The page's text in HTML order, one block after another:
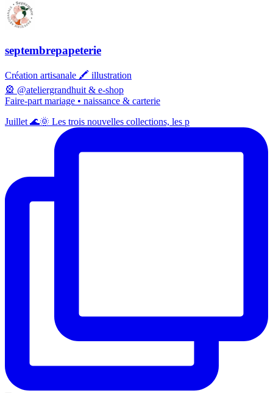
septembrepapeterie
Création artisanale 🖍️ illustration
🎡 @ateliergrandhuit & e-shop
Faire-part mariage • naissance & carterie
Juillet 🌊🌞 Les trois nouvelles collections, les p